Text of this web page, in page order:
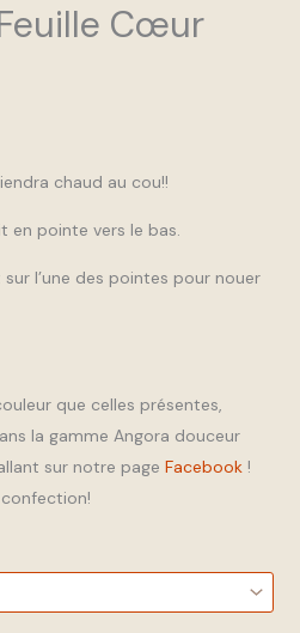
Cœur
chaud au cou!!
en pointe vers le bas.
l’une des pointes pour nouer
que celles présentes,
la gamme Angora douceur
sur notre page Facebook!